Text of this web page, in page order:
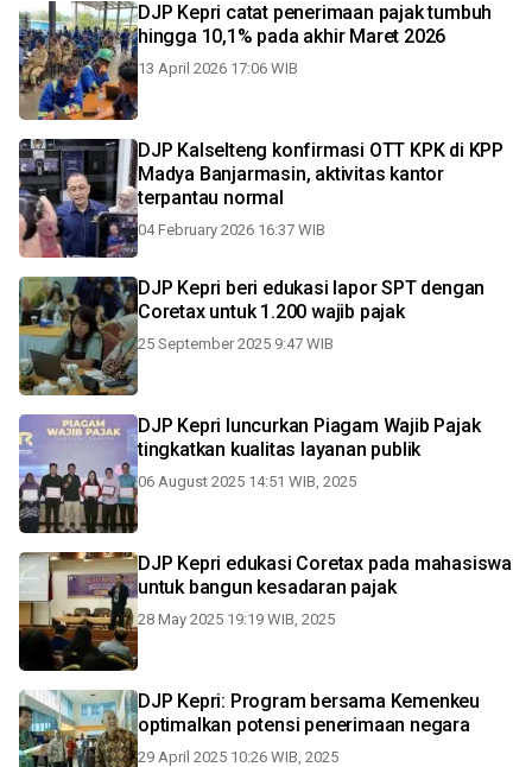
DJP Kepri catat penerimaan pajak tumbuh
hingga 10,1% pada akhir Maret 2026
13 April 2026 17:06 WIB
DJP Kalselteng konfirmasi OTT KPK di KPP
Madya Banjarmasin, aktivitas kantor
terpantau normal
04 February 2026 16:37 WIB
DJP Kepri beri edukasi lapor SPT dengan
Coretax untuk 1.200 wajib pajak
25 September 2025 9:47 WIB
DJP Kepri luncurkan Piagam Wajib Pajak
tingkatkan kualitas layanan publik
06 August 2025 14:51 WIB, 2025
DJP Kepri edukasi Coretax pada mahasiswa
untuk bangun kesadaran pajak
28 May 2025 19:19 WIB, 2025
DJP Kepri: Program bersama Kemenkeu
optimalkan potensi penerimaan negara
29 April 2025 10:26 WIB, 2025